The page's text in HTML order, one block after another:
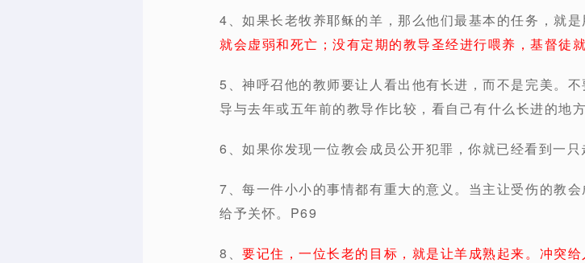
4、如果长老牧养耶稣的羊，那么他们最基本的任务，就是
就会虚弱和死亡；没有定期的教导圣经进行喂养，基督徒就
5、神呼召他的教师要让人看出他有长进，而不是完美。
导与去年或五年前的教导作比较，看自己有什么长进的地
6、如果你发现一位教会成员公开犯罪，你就已经看到一
7、每一件小小的事情都有重大的意义。当主让受伤的教
给予关怀。P69
8、要记住，一位长老的目标，就是让羊成熟起来。冲突